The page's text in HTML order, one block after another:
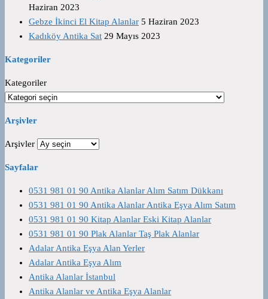
Haziran 2023
Gebze İkinci El Kitap Alanlar 5 Haziran 2023
Kadıköy Antika Sat 29 Mayıs 2023
Kategoriler
Kategoriler
Arşivler
Arşivler
Sayfalar
0531 981 01 90 Antika Alanlar Alım Satım Dükkanı
0531 981 01 90 Antika Alanlar Antika Eşya Alım Satım
0531 981 01 90 Kitap Alanlar Eski Kitap Alanlar
0531 981 01 90 Plak Alanlar Taş Plak Alanlar
Adalar Antika Eşya Alan Yerler
Adalar Antika Eşya Alım
Antika Alanlar İstanbul
Antika Alanlar ve Antika Eşya Alanlar